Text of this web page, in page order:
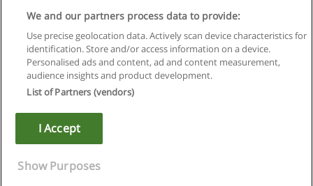
Regras de uso
Privacidade de dados
Copyright © Educaedu Business S.L. - CIF : B-95610580: -
We and our partners process data to provide:
Use precise geolocation data. Actively scan device characteristics for
identification. Store and/or access information on a device.
Personalised ads and content, ad and content measurement,
audience insights and product development.
List of Partners (vendors)
I Accept
Show Purposes